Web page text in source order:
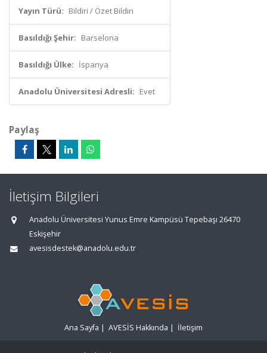
Yayın Türü: Bildiri / Özet Bildiri
Basıldığı Şehir: Barselona
Basıldığı Ülke: İspanya
Anadolu Üniversitesi Adresli: Evet
Paylaş
İletişim Bilgileri
Anadolu Üniversitesi Yunus Emre Kampüsü Tepebaşı 26470
Eskişehir
avesisdestek@anadolu.edu.tr
Ana Sayfa | AVESİS Hakkında | İletişim